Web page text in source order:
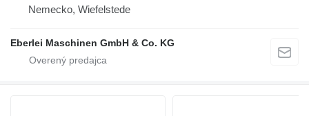
Nemecko, Wiefelstede
Eberlei Maschinen GmbH & Co. KG